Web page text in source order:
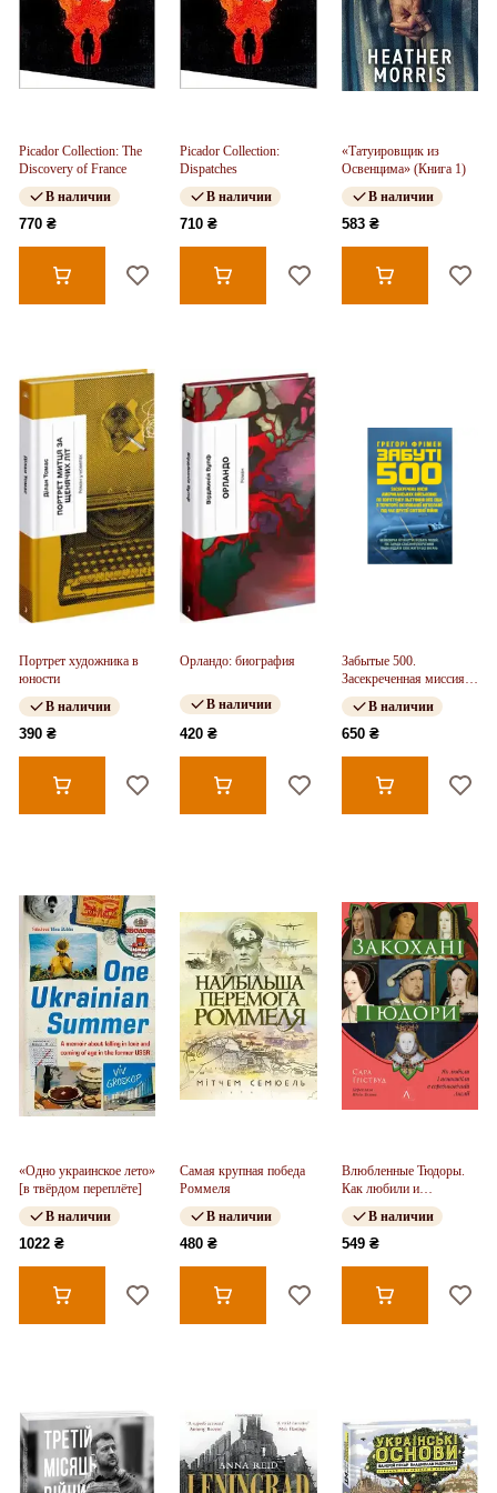
Picador Collection: The
Discovery of France
В наличии
770 ₴
Picador Collection:
Dispatches
В наличии
710 ₴
«Татуировщик из
Освенцима» (Книга 1)
В наличии
583 ₴
Портрет художника в
юности
В наличии
390 ₴
Орландо: биография
В наличии
420 ₴
Забытые 500.
Засекреченная миссия
американских военных
В наличии
650 ₴
«Одно украинское лето»
[в твёрдом переплёте]
В наличии
1022 ₴
Самая крупная победа
Роммеля
В наличии
480 ₴
Влюбленные Тюдоры.
Как любили и
ненавидели в
средневековой Англии
(твердый переплет)
В наличии
549 ₴